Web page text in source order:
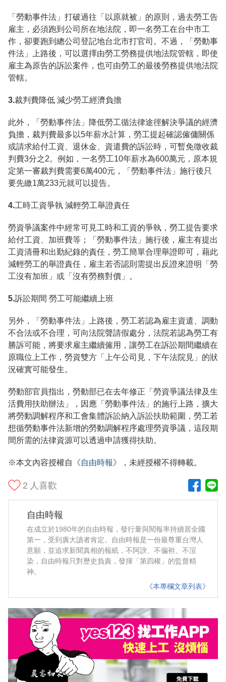
「勞動事件法」打破過往「以原就被」的原則，過去勞工告
雇主，必須跑到公司所在地法院，即一名勞工在台中市工
作，卻要跑到總公司登記地台北市打官司。不過，「勞動事
件法」上路後，可以選擇由勞工勞務提供地法院管轄，即使
雇主為原告的訴訟案件，也可由勞工的最後勞務提供地法院
管轄。
3.裁判費降低 減少勞工經濟負擔
此外，「勞動事件法」降低勞工循法律途徑解決爭議的經濟
負擔，裁判費最多以5年薪水計算，勞工提起確認僱傭關係
或請求給付工資、退休金、資遣費的訴訟時，可暫免徵收裁
判費3分之2。例如，一名勞工10年薪水為600萬元，原本規
定第一審裁判費需要6萬400元，「勞動事件法」施行後只
要先繳1萬233元就可以提告。
4.工時工資爭執 減輕勞工舉證責任
勞資爭議案件中經常可見工時和工資的爭執，勞工提告要求
給付工資、加班費等；「勞動事件法」施行後，雇主有提出
工資清冊和出勤紀錄的責任，勞工簡單合理舉證即可，藉此
減輕勞工的舉證責任，雇主若否認則需提出反證來證明「勞
工沒有加班」或「沒有勞務對價」。
5.訴訟期間 勞工可能繼續上班
另外，「勞動事件法」上路後，勞工若認為雇主資遣、調動
不合法或不合理，可向法院聲請假處分，法院若認為勞工有
勝訴可能，將要求雇主繼續僱用，讓勞工在訴訟期間繼續在
原職位上工作，勞資雙方「上午公司見，下午法院見」的狀
況確實可能發生。
勞動部官員指出，勞動部已在去年修正「勞資爭議法律及生
活費用扶助辦法」，因應「勞動事件法」的施行上路，擴大
將勞動調解程序和工會集體訴訟納入訴訟扶助範圍，勞工若
想循勞動事件法新增的勞動調解程序處理勞資爭議，這段期
間所需的法律資源可以透過申請獲得扶助。
※本文內容授權自 《自由時報》 ，未經授權不得轉載。
2 人喜歡
自由時報
在成立於1980年的自由時報，發行量與閱報率持續居全國
第一，受到廣大讀者肯定。自由時報是一份最尊重台灣人
意願，並追求新聞真相的報紙，不阿諛、不偏袒、不渲
染，自由時報只對歷史負責，發揮「第四權」的監督精
神。
《本專欄文章列表》